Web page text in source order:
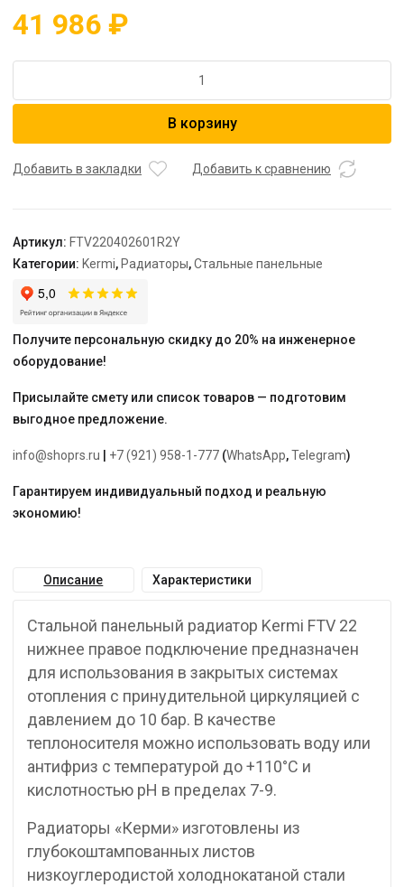
41 986 ₽
Радиатор,
100*400*2600,
RAL
9016
(белый),
Kermi
В корзину
Добавить в закладки Добавить к сравнению
Артикул: FTV220402601R2Y
Категории: Kermi, Радиаторы,Стальные панельные
Получите персональную скидку до 20% на инженерное
оборудование!
Присылайте смету или список товаров — подготовим
выгодное предложение.
info@shoprs.ru +7 (921) 958-1-777 (WhatsApp,Telegram)
Гарантируем индивидуальный подход и реальную
экономию!
Описание Характеристики
Стальной панельный радиатор Kermi FTV 22
нижнее правое подключение предназначен
для использования в закрытых системах
отопления с принудительной циркуляцией с
давлением до 10 бар. В качестве
теплоносителя можно использовать воду или
антифриз с температурой до +110°C и
кислотностью pH в пределах 7-9.
Радиаторы «Керми» изготовлены из
глубокоштампованных листов
низкоуглеродистой холоднокатаной стали